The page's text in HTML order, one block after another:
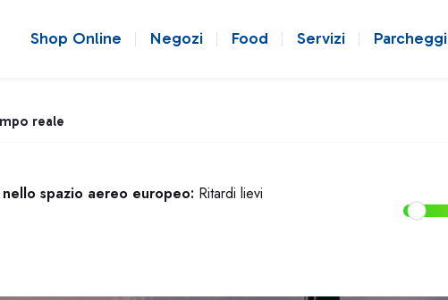
Shop Online Negozi Food Servizi Parcheggi
reale
spazio aereo europeo: Ritardi lievi